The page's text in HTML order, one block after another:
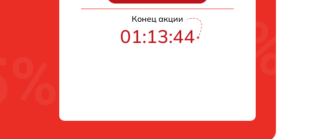
Конец акции
01:13:43